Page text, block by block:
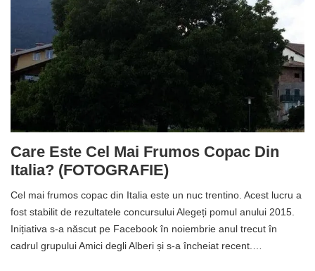
Care Este Cel Mai Frumos Copac Din
Italia? (FOTOGRAFIE)
Cel mai frumos copac din Italia este un nuc trentino. Acest lucru a
fost stabilit de rezultatele concursului Alegeți pomul anului 2015.
Inițiativa s-a născut pe Facebook în noiembrie anul trecut în
cadrul grupului Amici degli Alberi și s-a încheiat recent.…